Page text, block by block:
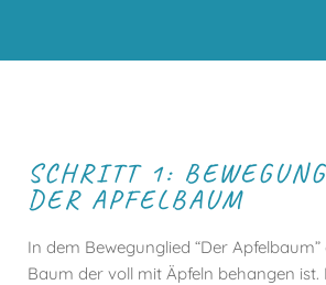
SCHRITT 1:
DER APFELBAUM
In dem Bewegunglied “Der
Baum der voll mit Äpfeln behangen ist.